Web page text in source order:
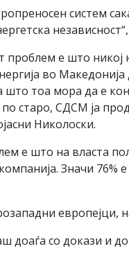
систем
е што
во
што тоа мора да е
старо, СДСМ ја
Николоски.
е што на власта
Значи
европејци,
доаѓа со докази и